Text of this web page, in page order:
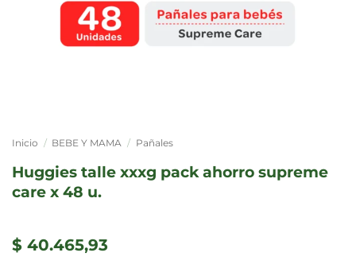
Inicio / BEBE Y MAMA / Pañales
huggies talle xxxg pack ahorro supreme
care x 48 u.
$ 40.465,93